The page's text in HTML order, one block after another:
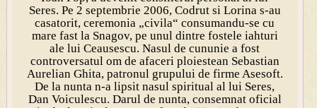
Seres. Pe 2 septembrie 2006, Codrut si Lorina s-au
casatorit, ceremonia „civila“ consumandu-se cu
mare fast la Snagov, pe unul dintre fostele iahturi
ale lui Ceausescu. Nasul de cununie a fost
controversatul om de afaceri ploiestean Sebastian
Aurelian Ghita, patronul grupului de firme Asesoft.
De la nunta n-a lipsit nasul spiritual al lui Seres,
Dan Voiculescu. Darul de nunta, consemnat oficial